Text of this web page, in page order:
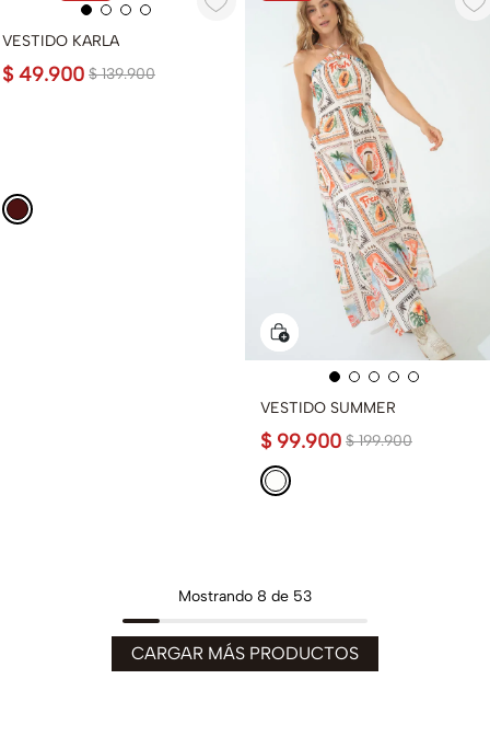
VESTIDO KARLA
$ 139.900
$ 49.900
VESTIDO SUMMER
$ 199.900
$ 99.900
Mostrando 8 de 53